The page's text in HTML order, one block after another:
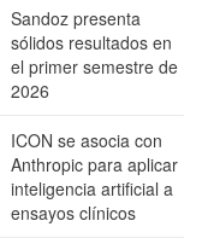
Sandoz presenta
sólidos resultados en
el primer semestre de
2026
ICON se asocia con
Anthropic para aplicar
inteligencia artificial a
ensayos clínicos